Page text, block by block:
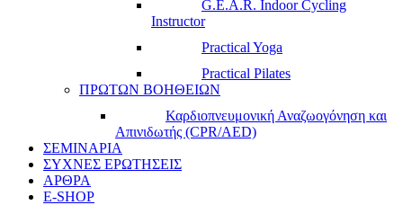
G.E.A.R. Indoor Cycling
Instructor
Practical Yoga
Practical Pilates
ΠΡΩΤΩΝ ΒΟΗΘΕΙΩΝ
Καρδιοπνευμονική Αναζωογόνηση και
Απινιδωτής (CPR/AED)
ΣΕΜΙΝΑΡΙΑ
ΣΥΧΝΕΣ ΕΡΩΤΗΣΕΙΣ
ΑΡΘΡΑ
E-SHOP